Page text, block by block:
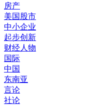
房产
美国股市
中小企业
起步创新
财经人物
国际
中国
东南亚
言论
社论